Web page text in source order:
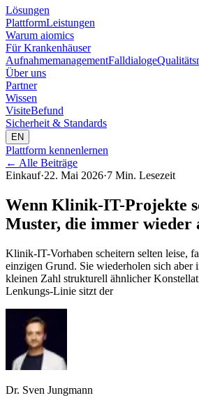
Lösungen
PlattformLeistungen
Warum aiomics
Für Krankenhäuser
AufnahmemanagementFalldialoge
Über uns
Partner
Wissen
VisiteBefund
Sicherheit & Standards
EN
Plattform kennenlernen
← Alle Beiträge
Einkauf·22. Mai 2026·7 Min. Lesezeit
Wenn Klinik-IT-Projekte
Muster, die immer wieder
Klinik-IT-Vorhaben scheitern selten leise,
einzigen Grund. Sie wiederholen sich aber
kleinen Zahl strukturell ähnlicher
Lenkungs-Linie sitzt der
Dr. Sven Jungmann